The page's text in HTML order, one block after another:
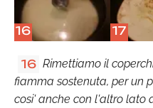
16 17
16 Rimettiamo il
fiamma sostenuta, per un
cosi' anche con l'altro lato